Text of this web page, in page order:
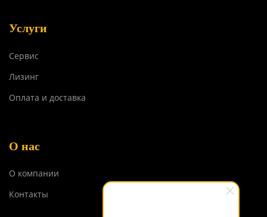
Услуги
Сервис
Лизинг
Оплата и доставка
О нас
О компании
Контакты